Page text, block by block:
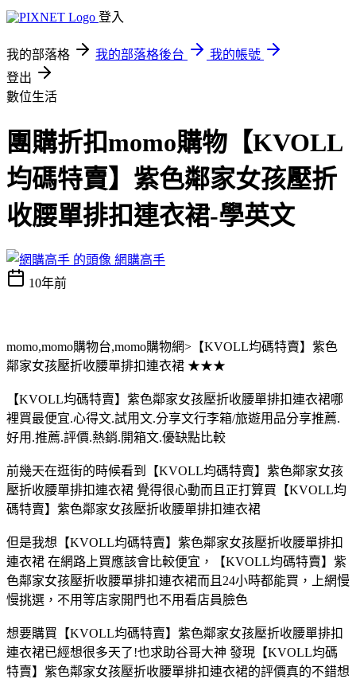
登入
我的部落格 我的部落格後台
我的帳號
登出
數位生活
團購折扣momo購物【KVOLL
均碼特賣】紫色鄰家女孩壓折
收腰單排扣連衣裙-學英文
網購高手
10年前
momo,momo購物台,momo購物網>【KVOLL均碼特賣】紫色
鄰家女孩壓折收腰單排扣連衣裙 ★★★
【KVOLL均碼特賣】紫色鄰家女孩壓折收腰單排扣連衣裙哪
裡買最便宜.心得文.試用文.分享文行李箱/旅遊用品分享推薦.
好用.推薦.評價.熱銷.開箱文.優缺點比較
前幾天在逛街的時候看到【KVOLL均碼特賣】紫色鄰家女孩
壓折收腰單排扣連衣裙 覺得很心動而且正打算買【KVOLL均
碼特賣】紫色鄰家女孩壓折收腰單排扣連衣裙
但是我想【KVOLL均碼特賣】紫色鄰家女孩壓折收腰單排扣
連衣裙 在網路上買應該會比較便宜，【KVOLL均碼特賣】紫
色鄰家女孩壓折收腰單排扣連衣裙而且24小時都能買，上網慢
慢挑選，不用等店家開門也不用看店員臉色
想要購買【KVOLL均碼特賣】紫色鄰家女孩壓折收腰單排扣
連衣裙已經想很多天了!也求助谷哥大神 發現【KVOLL均碼
特賣】紫色鄰家女孩壓折收腰單排扣連衣裙的評價真的不錯想